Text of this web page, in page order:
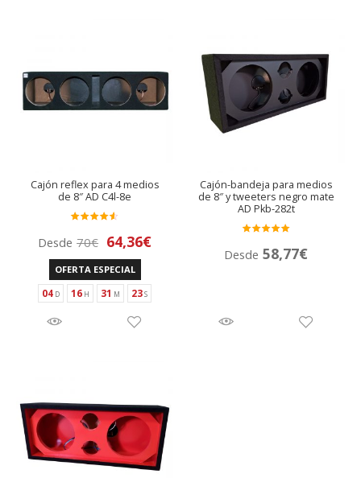
Cajón reflex para 4 medios
de 8″ AD C4l-8e
do en
4.50de
Desde 70€ El
precio
original
era:
70€.
64,36€El
actual
es:
OFERTA ESPECIAL
04 16 31 23
Cajón-bandeja para medios
de 8″ y tweeters negro mate
AD Pkb-282t
do en
Desde 58,77€